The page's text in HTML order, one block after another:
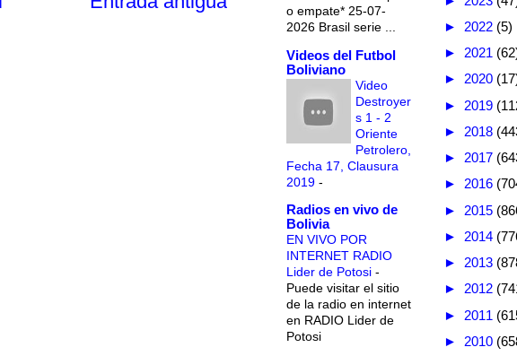
o empate* 25-07-
2026 Brasil serie ...
Videos del Futbol
Boliviano
Video
Destroyer
s 1 - 2
Oriente
Petrolero,
Fecha 17, Clausura
2019 -
Radios en vivo de
Bolivia
EN VIVO POR
INTERNET RADIO
Lider de Potosi -
Puede visitar el sitio
de la radio en internet
en RADIO Lider de
Potosi
► 2022 (5)
► 2021
► 2020
► 2019
► 2018
► 2017
► 2016
► 2015
► 2014
► 2013
► 2012
► 2011
► 2010